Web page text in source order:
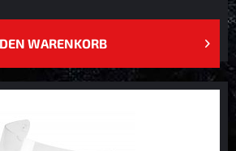
WARENKORB